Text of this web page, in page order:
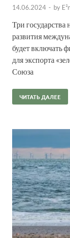
14.06.2024 - by
Три государства
развития
будет включать
для экспорта
Союза
ЧИТАТЬ ДАЛЕЕ